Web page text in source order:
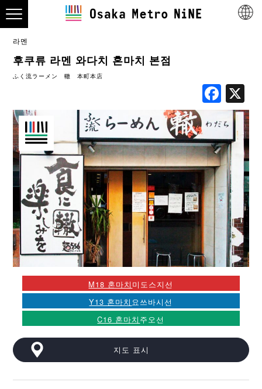
라멘
후쿠류 라멘 와다치 혼마치 본점
ふく流ラーメン 轍 本町本店
M18 혼마치 미도스지선
Y13 혼마치 요쓰바시선
C16 혼마치 주오선
지도 표시